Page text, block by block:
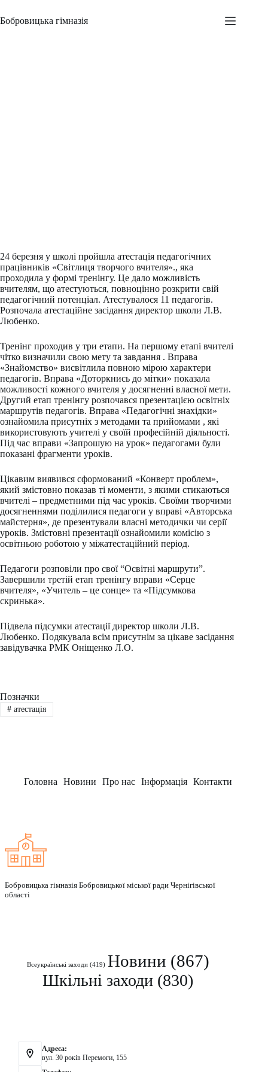
до
вмісту
Бобровицька гімназія
24 березня у школі пройшла атестація педагогічних
працівників «Світлиця творчого вчителя»., яка
проходила у формі тренінгу. Це дало можливість
вчителям, що атестуються, повноцінно розкрити свій
педагогічний потенціал. Атестувалося 11 педагогів.
Розпочала атестаційне засідання директор школи Л.В.
Любенко.
Тренінг проходив у три етапи. На першому етапі вчителі
чітко визначили свою мету та завдання . Вправа
«Знайомство» висвітлила повною мірою характери
педагогів. Вправа «Доторкнись до мітки» показала
можливості кожного вчителя у досягненні власної мети.
Другий етап тренінгу розпочався презентацією освітніх
маршрутів педагогів. Вправа «Педагогічні знахідки»
ознайомила присутніх з методами та прийомами , які
використовують учителі у своїй професійній діяльності.
Під час вправи «Запрошую на урок» педагогами були
показані фрагменти уроків.
Цікавим виявився сформований «Конверт проблем»,
який змістовно показав ті моменти, з якими стикаються
вчителі – предметними під час уроків. Своїми творчими
досягненнями поділилися педагоги у вправі «Авторська
майстерня», де презентували власні методички чи серії
уроків. Змістовні презентації ознайомили комісію з
освітньою роботою у міжатестаційний період.
Педагоги розповіли про свої “Освітні маршрути”.
Завершили третій етап тренінгу вправи «Серце
вчителя», «Учитель – це сонце» та «Підсумкова
скринька».
Підвела підсумки атестації директор школи Л.В.
Любенко. Подякувала всім присутнім за цікаве засідання
завідувачка РМК Оніщенко Л.О.
Позначки
#атестація
Головна Новини Про нас Інформація Контакти
Бобровицька гімназія Бобровицької міської ради Чернігівської
області
Всеукраїнські заходи(419) Новини (867)
Шкільні заходи (830)
Адреса:
вул. 30 років Перемоги, 155